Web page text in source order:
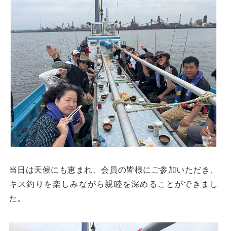
当日は天候にも恵まれ、会員の皆様にご参加いただき、
キス釣りを楽しみながら親睦を深めることができまし
た。